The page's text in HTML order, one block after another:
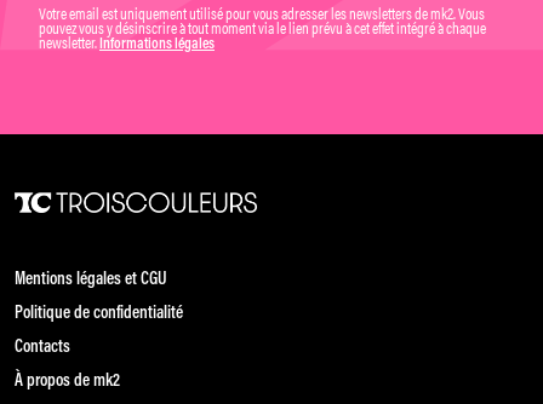
Votre email est uniquement utilisé pour vous adresser les newsletters de mk2. Vous
pouvez vous y désinscrire à tout moment via le lien prévu à cet effet intégré à chaque
newsletter. Informations légales
Mentions légales et CGU
Politique de confidentialité
Contacts
À propos de mk2